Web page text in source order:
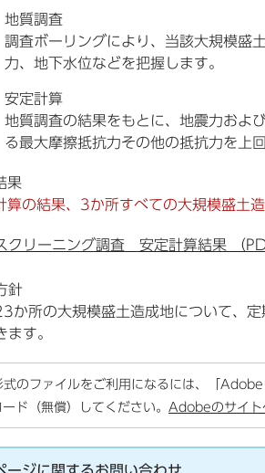
地質調査
調査ボーリングにより、当該大規模盛
力、地下水位などを把握します。
安定計算
地質調査の結果をもとに、地震力およ
る最大摩擦抵抗力その他の抵抗力を上
果
算の結果、3か所すべての大規模盛土
クリーニング調査 安定計算結果 （
針
か所の大規模盛土造成地について、
ます。
式のファイルをご利用になるには、「
ド（無償）してください。 Adobeのサイト